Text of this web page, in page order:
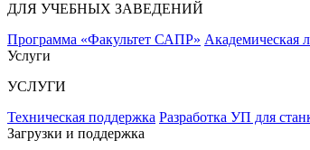
ДЛЯ УЧЕБНЫХ ЗАВЕДЕНИЙ
Программа «Факультет САПР» Академическая
Услуги
УСЛУГИ
Техническая поддержка Разработка УП для
Загрузки и поддержка